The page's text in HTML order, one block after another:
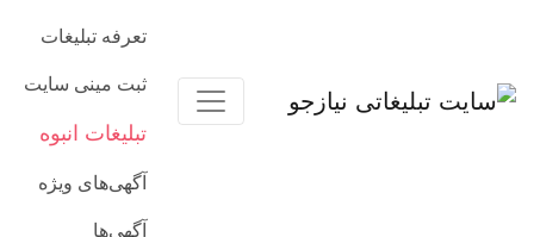
تعرفه تبلیغات
ثبت مینی سایت
تبلیغات انبوه
آگهی‌های ویژه
آگهی‌ها